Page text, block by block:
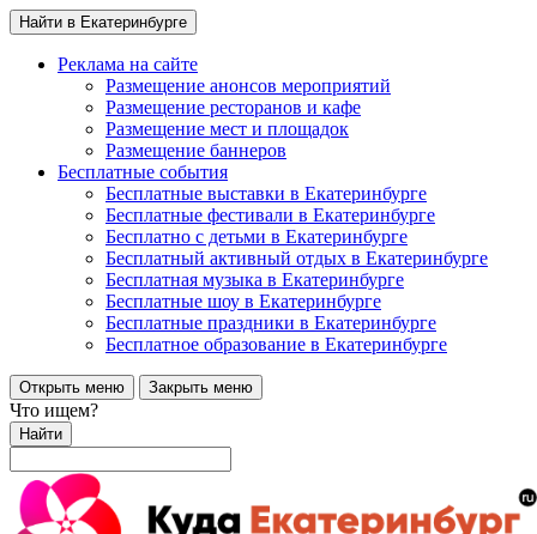
Найти в Екатеринбурге
Реклама на сайте
Размещение анонсов мероприятий
Размещение ресторанов и кафе
Размещение мест и площадок
Размещение баннеров
Бесплатные события
Бесплатные выставки в Екатеринбурге
Бесплатные фестивали в Екатеринбурге
Бесплатно с детьми в Екатеринбурге
Бесплатный активный отдых в Екатеринбурге
Бесплатная музыка в Екатеринбурге
Бесплатные шоу в Екатеринбурге
Бесплатные праздники в Екатеринбурге
Бесплатное образование в Екатеринбурге
Открыть меню Закрыть меню
Что ищем?
Найти